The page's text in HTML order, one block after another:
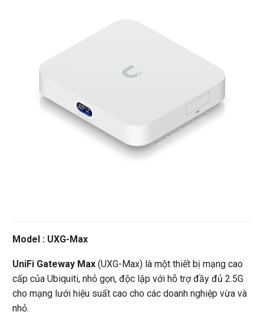
Model : UXG-Max
UniFi Gateway Max (UXG-Max) là một thiết bị mạng cao
cấp của Ubiquiti, nhỏ gọn, độc lập với hỗ trợ đầy đủ 2.5G
cho mạng lưới hiệu suất cao cho các doanh nghiệp vừa và
nhỏ.